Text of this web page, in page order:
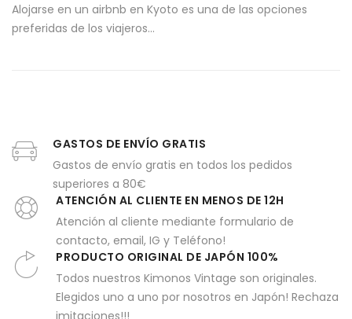
Alojarse en un airbnb en Kyoto es una de las opciones
preferidas de los viajeros...
GASTOS DE ENVÍO GRATIS
Gastos de envío gratis en todos los pedidos
superiores a 80€
ATENCIÓN AL CLIENTE EN MENOS DE 12H
Atención al cliente mediante formulario de
contacto, email, IG y Teléfono!
PRODUCTO ORIGINAL DE JAPÓN 100%
Todos nuestros Kimonos Vintage son originales.
Elegidos uno a uno por nosotros en Japón! Rechaza
imitaciones!!!